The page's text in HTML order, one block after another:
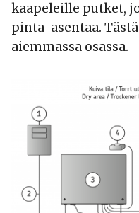
kaapeleille putket,
pinta-asentaa.
aiemmassa osassa.